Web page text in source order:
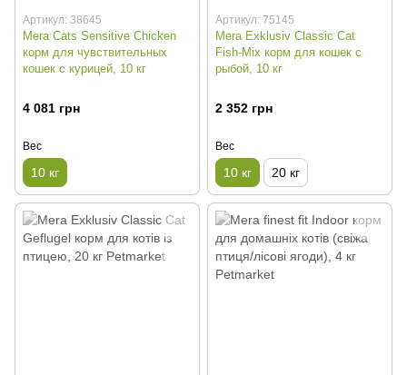
Артикул: 38645
Mera Cats Sensitive Сhicken
корм для чувствительных
кошек с курицей, 10 кг
4 081 грн
Вес
10 кг
Артикул: 75145
Mera Exklusiv Classic Cat
Fish-Mix корм для кошек с
рыбой, 10 кг
2 352 грн
Вес
10 кг 20 кг